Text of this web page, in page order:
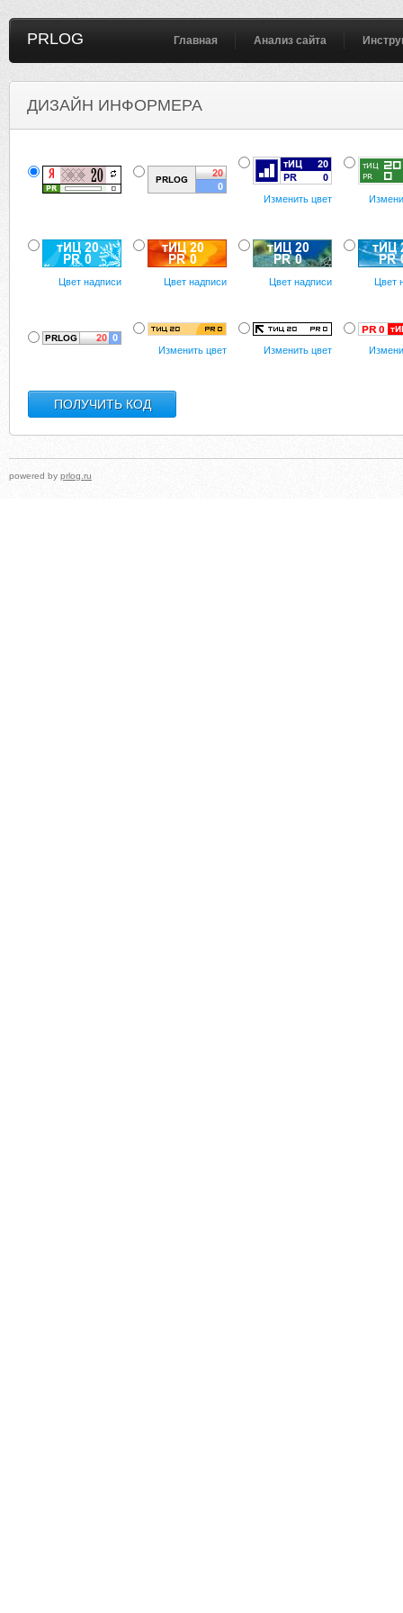
PRLOG Главная Анализ сайта
ДИЗАЙН ИНФОРМЕРА
Изменить цвет
Цвет надписи Цвет надписи Цвет надписи Цвет
Изменить цвет Изменить цвет
powered by prlog.ru